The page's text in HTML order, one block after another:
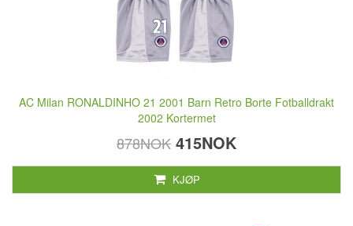
AC Milan RONALDINHO 21 2001 Barn Retro Borte Fotballdrakt
2002 Kortermet
878NOK 415NOK
KJØP